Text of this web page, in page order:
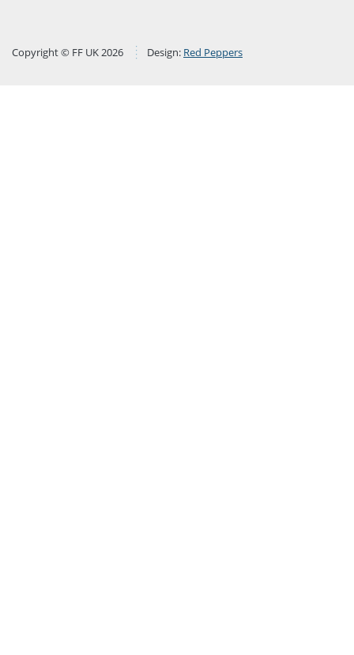
Copyright © FF UK 2026 Design: Red Peppers